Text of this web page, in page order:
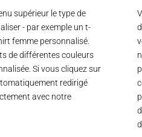
supérieur le type de
- par exemple un t-
femme personnalisé.
de différentes couleurs
Si vous cliquez sur
redirigé
avec notre